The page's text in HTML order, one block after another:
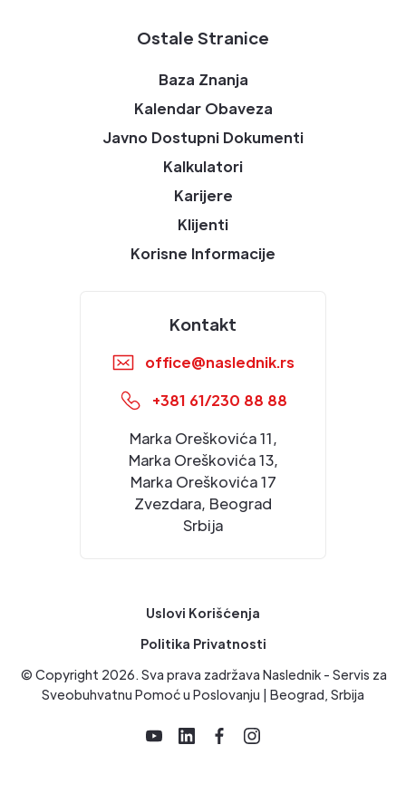
Ostale Stranice
Baza Znanja
Kalendar Obaveza
Javno Dostupni Dokumenti
Kalkulatori
Karijere
Klijenti
Korisne Informacije
Kontakt
office@naslednik.rs
+381 61/230 88 88
Marka Oreškovića 11,
Marka Oreškovića 13,
Marka Oreškovića 17
Zvezdara, Beograd
Srbija
Uslovi Korišćenja
Politika Privatnosti
© Copyright 2026. Sva prava zadržava Naslednik - Servis za
Sveobuhvatnu Pomoć u Poslovanju | Beograd, Srbija